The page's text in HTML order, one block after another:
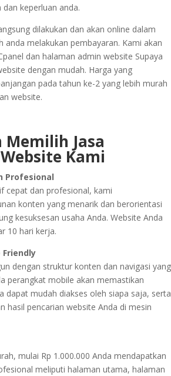
keperluan anda.
dilakukan dan akan online dalam
anda melakukan pembayaran. Kami akan
dan halaman admin website Supaya
dengan mudah. Harga yang
pada tahun ke-2 yang lebih murah
website.
Jasa
Website Kami
Profesional
cepat dan profesional, kami
konten yang menarik dan berorientasi
kesuksesan usaha Anda. Website Anda
10 hari kerja.
Friendly
dengan struktur konten dan navigasi yang
perangkat mobile akan memastikan
dapat mudah diakses oleh siapa saja, serta
hasil pencarian website Anda di mesin
mulai Rp 1.000.000 Anda mendapatkan
meliputi halaman utama, halaman